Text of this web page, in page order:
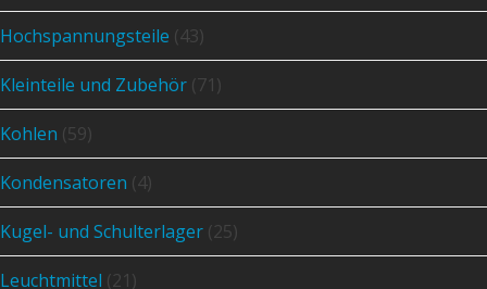
Hochspannungsteile (43)
Kleinteile und Zubehör (71)
Kohlen (59)
Kondensatoren (4)
Kugel- und Schulterlager (25)
Leuchtmittel (21)